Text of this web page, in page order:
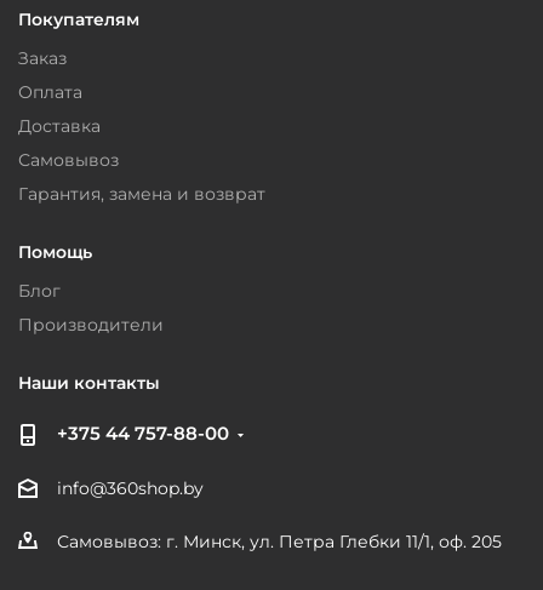
Покупателям
Заказ
Оплата
Доставка
Самовывоз
Гарантия, замена и возврат
Помощь
Блог
Производители
Наши контакты
+375 44 757-88-00
info@360shop.by
Самовывоз: г. Минск, ул. Петра Глебки 11/1, оф. 205